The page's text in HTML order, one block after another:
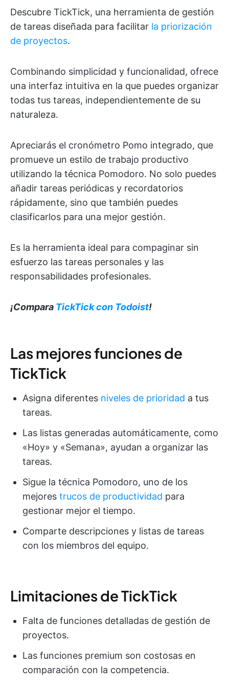
Descubre TickTick, una herramienta de gestión
de tareas diseñada para facilitar la priorización
de proyectos.
Combinando simplicidad y funcionalidad, ofrece
una interfaz intuitiva en la que puedes organizar
todas tus tareas, independientemente de su
naturaleza.
Apreciarás el cronómetro Pomo integrado, que
promueve un estilo de trabajo productivo
utilizando la técnica Pomodoro. No solo puedes
añadir tareas periódicas y recordatorios
rápidamente, sino que también puedes
clasificarlos para una mejor gestión.
Es la herramienta ideal para compaginar sin
esfuerzo las tareas personales y las
responsabilidades profesionales.
¡Compara TickTick con Todoist!
Las mejores funciones de
TickTick
Asigna diferentes niveles de prioridad a tus
tareas.
Las listas generadas automáticamente, como
«Hoy» y «Semana», ayudan a organizar las
tareas.
Sigue la técnica Pomodoro, uno de los
mejores trucos de productividad para
gestionar mejor el tiempo.
Comparte descripciones y listas de tareas
con los miembros del equipo.
Limitaciones de TickTick
Falta de funciones detalladas de gestión de
proyectos.
Las funciones premium son costosas en
comparación con la competencia.